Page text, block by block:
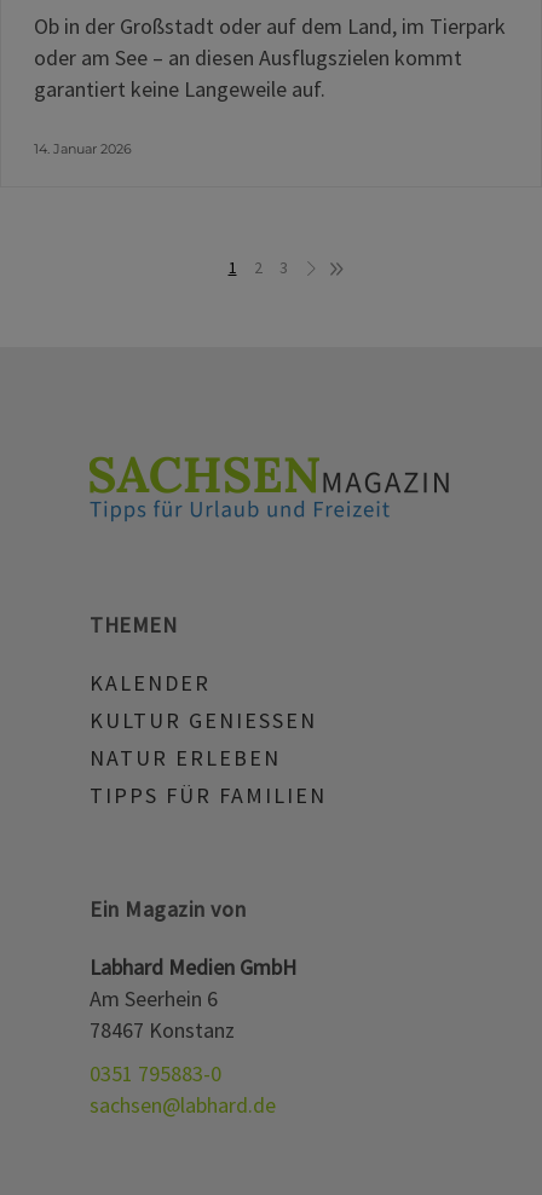
Ob in der Großstadt oder auf dem Land, im Tierpark
oder am See – an diesen Ausflugszielen kommt
garantiert keine Langeweile auf.
14. Januar 2026
1 2 3
THEMEN
KALENDER
KULTUR GENIESSEN
NATUR ERLEBEN
TIPPS FÜR FAMILIEN
Ein Magazin von
Labhard Medien GmbH
Am Seerhein 6
78467 Konstanz
0351 795883-0
sachsen@labhard.de